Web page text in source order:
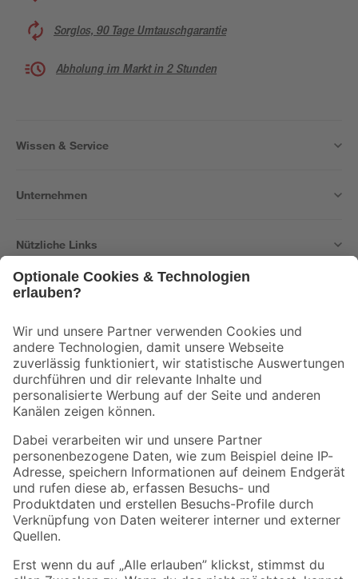
Sorglos, 90 Tage Umtauschgarantie
Abholung im Markt in 2 Stunden
Wissen & Service
Unternehmen
Nützliche Links
Der toom Newsletter: Keine Angebote und Aktionen mehr verpassen!
Zur Newsletter Anmeldung
Folge uns
Zahlungsarten Versandarten
Sicher einkaufen